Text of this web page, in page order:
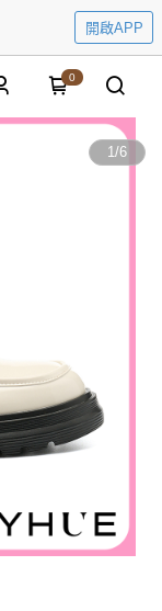
開啟APP
0
1/6